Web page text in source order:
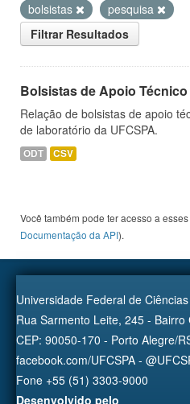
bolsistas
pesquisa
Filtrar Resultados
Bolsistas de Apoio
Relação de bolsistas de apoio
de laboratório da UFCSPA.
ODT CSV
Você também pode ter acesso a
Documentação da API).
Universidade Federal de
Rua Sarmento Leite, 245 - Bairro
CEP: 90050-170 - Porto Alegre/
facebook.com/UFCSPA -
Fone +55 (51) 3303-9000
Desenvolvido pelo